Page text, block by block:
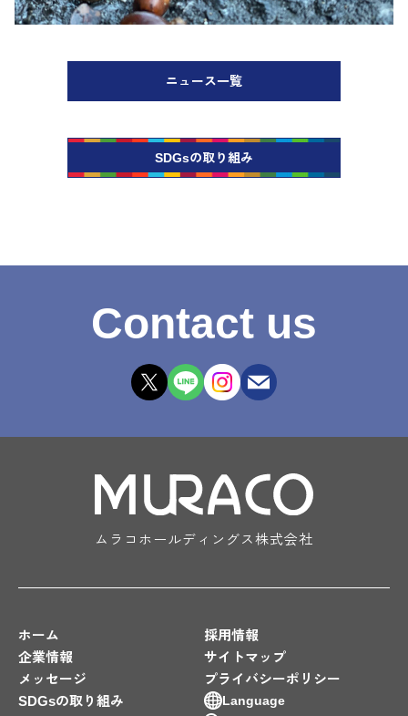
ニュース一覧
SDGsの取り組み
Contact us
ムラコホールディングス株式会社
ホーム
企業情報
メッセージ
SDGsの取り組み
採用情報
サイトマップ
プライバシーポリシー
Language